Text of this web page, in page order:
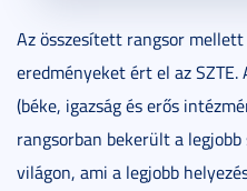
Az összesített rangsor
eredményeket ért el az
(béke, igazság és erős
rangsorban bekerült a
világon, ami a legjobb